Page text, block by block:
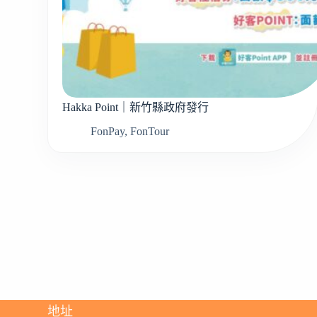
Hakka Point｜新竹縣政府發行
FonPay,FonTour
地址